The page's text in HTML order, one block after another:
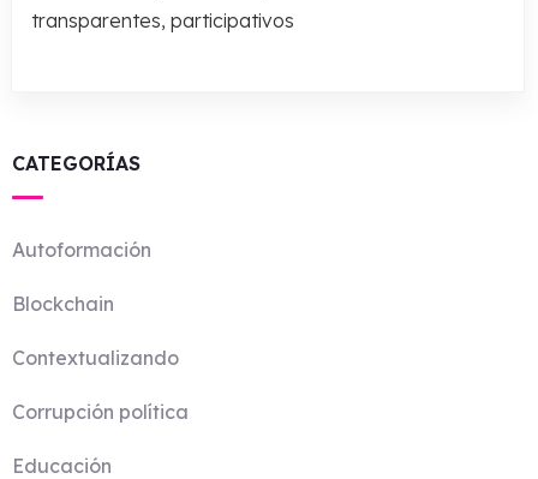
transparentes, participativos
CATEGORÍAS
Autoformación
Blockchain
Contextualizando
Corrupción política
Educación